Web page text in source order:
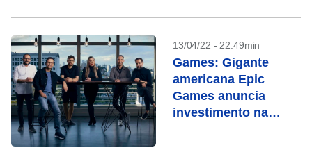
13/04/22 - 22:49min
Games: Gigante
americana Epic
Games anuncia
investimento na